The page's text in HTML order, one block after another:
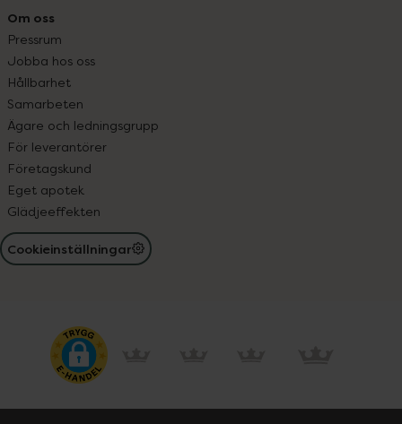
Om oss
Pressrum
Jobba hos oss
Hållbarhet
Samarbeten
Ägare och ledningsgrupp
För leverantörer
Företagskund
Eget apotek
Glädjeeffekten
Cookieinställningar